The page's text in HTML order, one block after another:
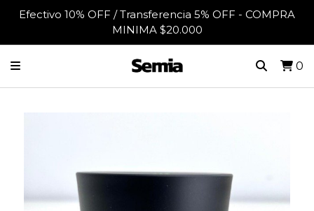
Efectivo 10% OFF / Transferencia 5% OFF - COMPRA
MINIMA $20.000
0